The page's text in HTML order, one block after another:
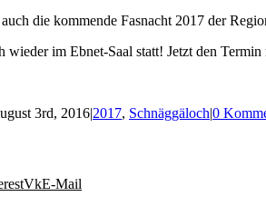
die kommende Fasnacht 2017 der
im Ebnet-Saal statt! Jetzt den
3rd, 2016|2017, Schnäggäloch|0
VkE-Mail